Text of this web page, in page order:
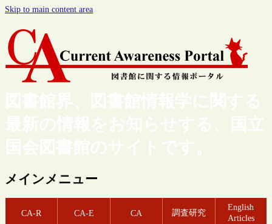
Skip to main content area
図書館界、図書館情報学に関する
最新の情報をお知らせする、国立
国会図書館のサイトです。
メインメニュー
CA-R CA-E CA 調査研究
English
Articles